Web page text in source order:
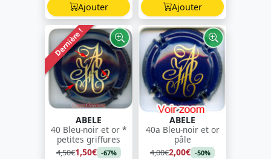
Ajouter Ajouter
Dernière !
ABELE
40 Bleu-noir et or *
petites griffures
4,50€1,50€ -67%
ABELE
40a Bleu-noir et or
pâle
4,00€2,00€ -50%